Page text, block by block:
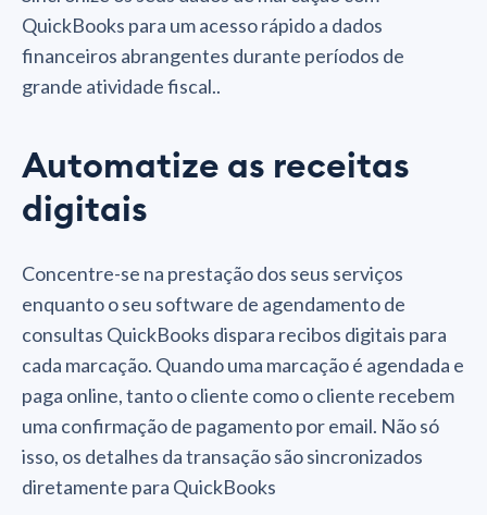
QuickBooks para um acesso rápido a dados
financeiros abrangentes durante períodos de
grande atividade fiscal..
Automatize as receitas
digitais
Concentre-se na prestação dos seus serviços
enquanto o seu software de agendamento de
consultas QuickBooks dispara recibos digitais para
cada marcação. Quando uma marcação é agendada e
paga online, tanto o cliente como o cliente recebem
uma confirmação de pagamento por email. Não só
isso, os detalhes da transação são sincronizados
diretamente para QuickBooks